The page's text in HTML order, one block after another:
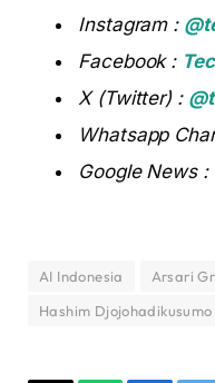
Instagram :
Facebook :
X (Twitter) :
Whatsapp
Google News :
AI Indonesia Arsari
Hashim Djojohadikusumo